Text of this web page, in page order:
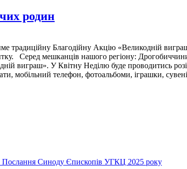
родин
традиційну Благодійну Акцію «Великодній
Серед мешканців нашого регіону:
виграш». У Квітну Неділю буде проводитись
мобільний телефон, фотоальбоми, іграшки,
Послання Синоду Єпископів УГКЦ 2025 року